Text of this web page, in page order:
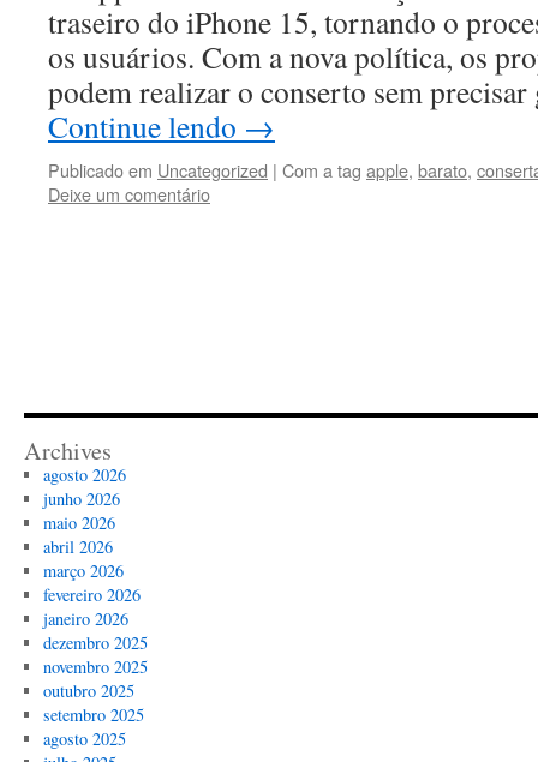
traseiro do iPhone 15, tornando o
os usuários. Com a nova política, os
podem realizar o conserto sem
Continue lendo →
Publicado em Uncategorized | Com a tag apple, barato,
Deixe um comentário
Archives
agosto 2026
junho 2026
maio 2026
abril 2026
março 2026
fevereiro 2026
janeiro 2026
dezembro 2025
novembro 2025
outubro 2025
setembro 2025
agosto 2025